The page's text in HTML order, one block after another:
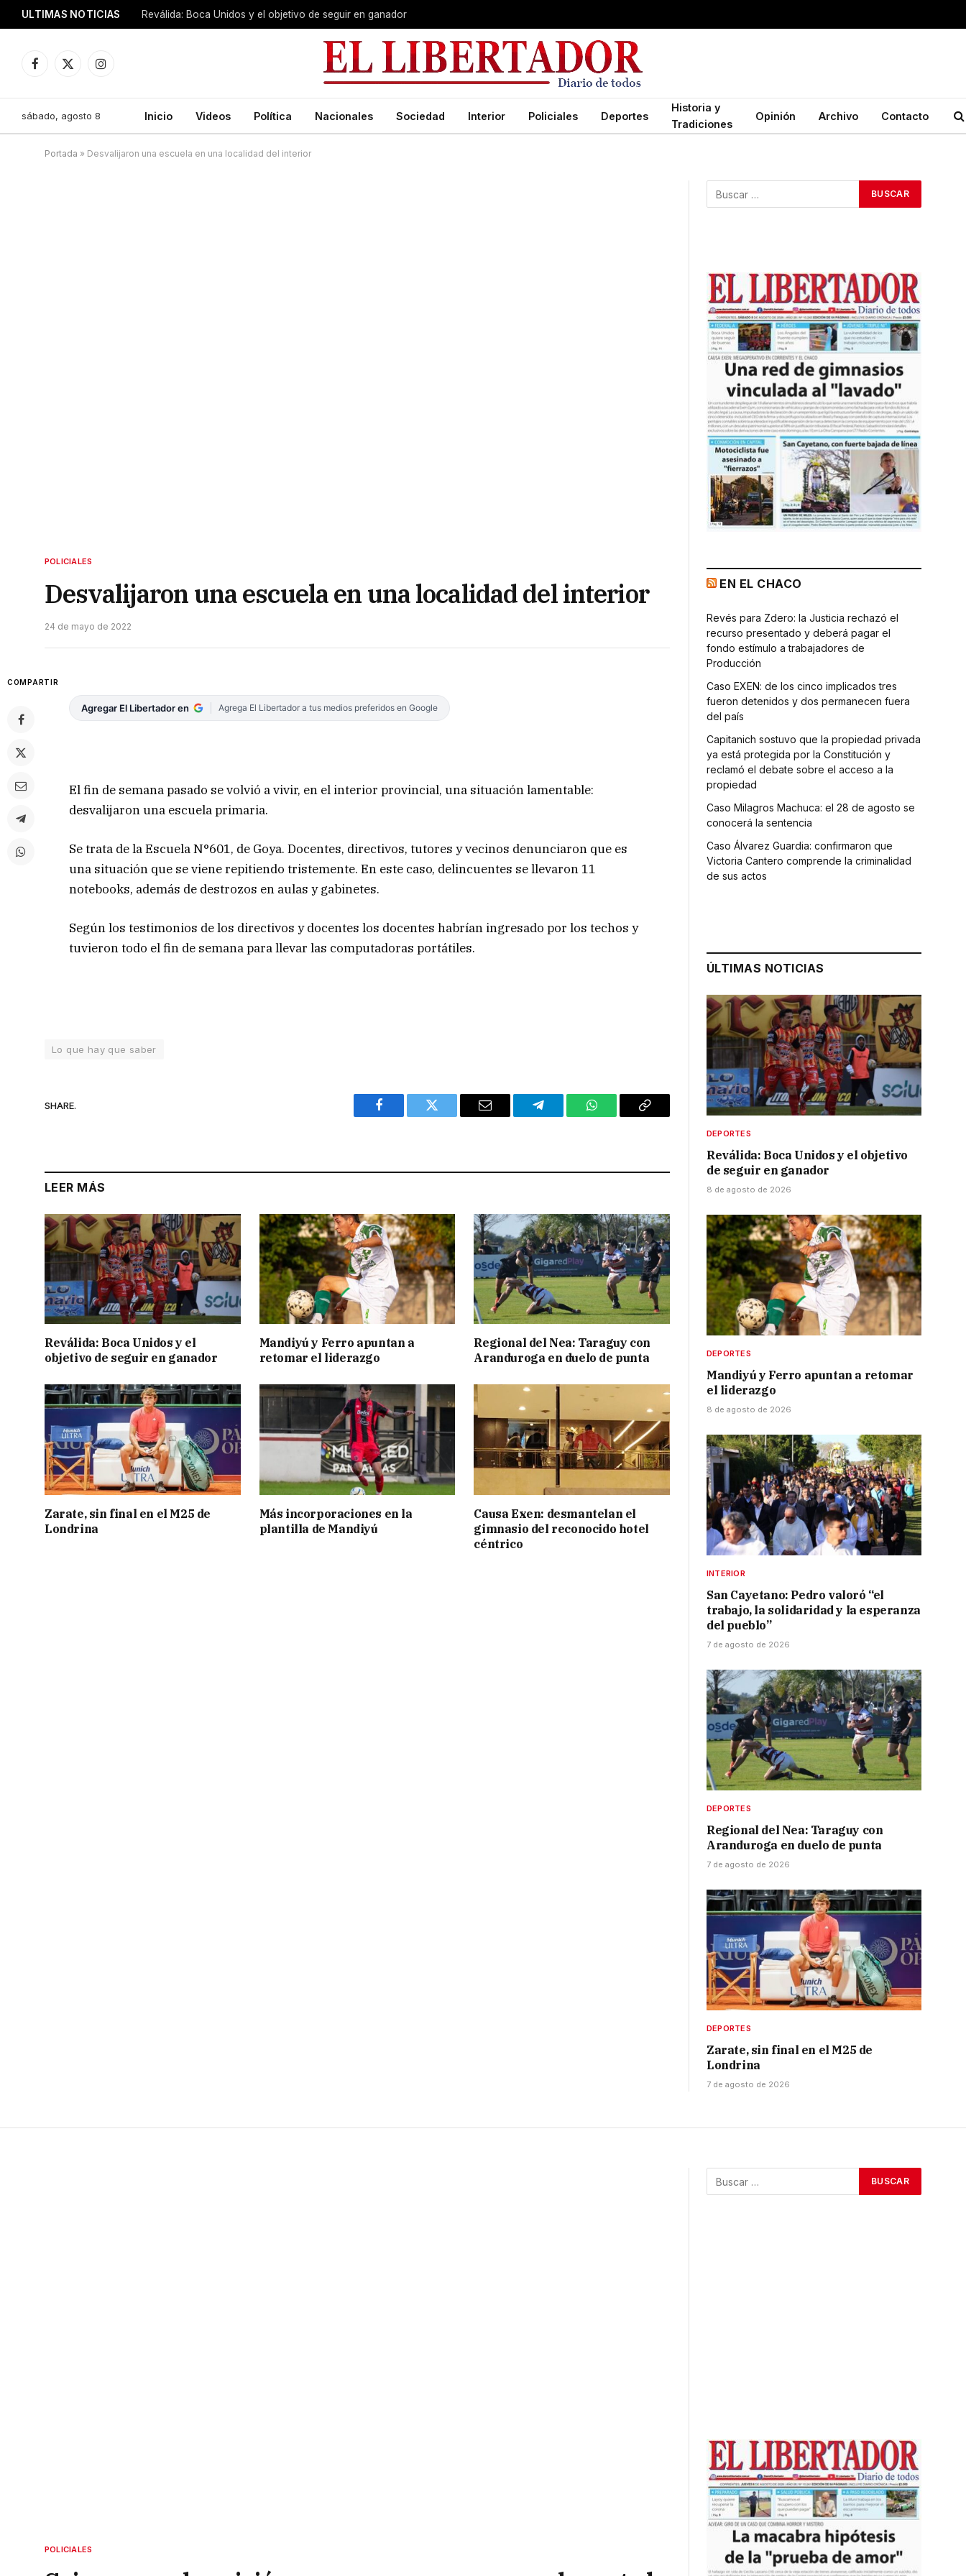
ULTIMAS NOTICIAS Reválida: Boca Unidos y el objetivo de seguir en ganador
Facebook
X
Instagram
sábado, agosto 8 Inicio Videos Política Nacionales Sociedad Interior Policiales Deportes
Historia y
Tradiciones
Opinión Archivo Contacto
Portada » Desvalijaron una escuela en una localidad del interior
POLICIALES
Desvalijaron una escuela en una localidad del interior
24 de mayo de 2022
COMPARTIR
Agregar El Libertador en Agrega El Libertador a tus medios preferidos en Google
El fin de semana pasado se volvió a vivir, en el interior provincial, una situación lamentable:
desvalijaron una escuela primaria.
Se trata de la Escuela N°601, de Goya. Docentes, directivos, tutores y vecinos denunciaron que es
una situación que se viene repitiendo tristemente. En este caso, delincuentes se llevaron 11
notebooks, además de destrozos en aulas y gabinetes.
Según los testimonios de los directivos y docentes los docentes habrían ingresado por los techos y
tuvieron todo el fin de semana para llevar las computadoras portátiles.
Lo que hay que saber
SHARE.
Facebook Twitter Email Telegram WhatsAppCopy
LEER MÁS
Reválida: Boca Unidos y el
objetivo de seguir en ganador
Mandiyú y Ferro apuntan a
retomar el liderazgo
Regional del Nea: Taraguy con
Aranduroga en duelo de punta
Zarate, sin final en el M25 de
Londrina
Más incorporaciones en la
plantilla de Mandiyú
Causa Exen: desmantelan el
gimnasio del reconocido hotel
céntrico
EN EL CHACO
Revés para Zdero: la Justicia rechazó el
recurso presentado y deberá pagar el
fondo estímulo a trabajadores de
Producción
Caso EXEN: de los cinco implicados tres
fueron detenidos y dos permanecen fuera
del país
Capitanich sostuvo que la propiedad privada
ya está protegida por la Constitución y
reclamó el debate sobre el acceso a la
propiedad
Caso Milagros Machuca: el 28 de agosto se
conocerá la sentencia
Caso Álvarez Guardia: confirmaron que
Victoria Cantero comprende la criminalidad
de sus actos
ÚLTIMAS NOTICIAS
DEPORTES
Reválida: Boca Unidos y el objetivo
de seguir en ganador
8 de agosto de 2026
DEPORTES
Mandiyú y Ferro apuntan a retomar
el liderazgo
8 de agosto de 2026
INTERIOR
San Cayetano: Pedro valoró “el
trabajo, la solidaridad y la esperanza
del pueblo”
7 de agosto de 2026
DEPORTES
Regional del Nea: Taraguy con
Aranduroga en duelo de punta
7 de agosto de 2026
DEPORTES
Zarate, sin final en el M25 de
Londrina
7 de agosto de 2026
POLICIALES